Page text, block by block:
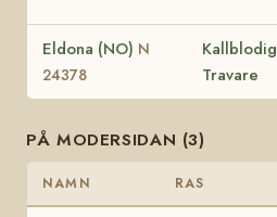
Eldona (NO) N
24378
Kallblodig
Travare
PÅ MODERSIDAN (3)
NAMN RAS